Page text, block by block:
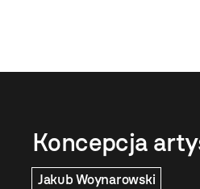
Koncepcja
Jakub Woynarowski